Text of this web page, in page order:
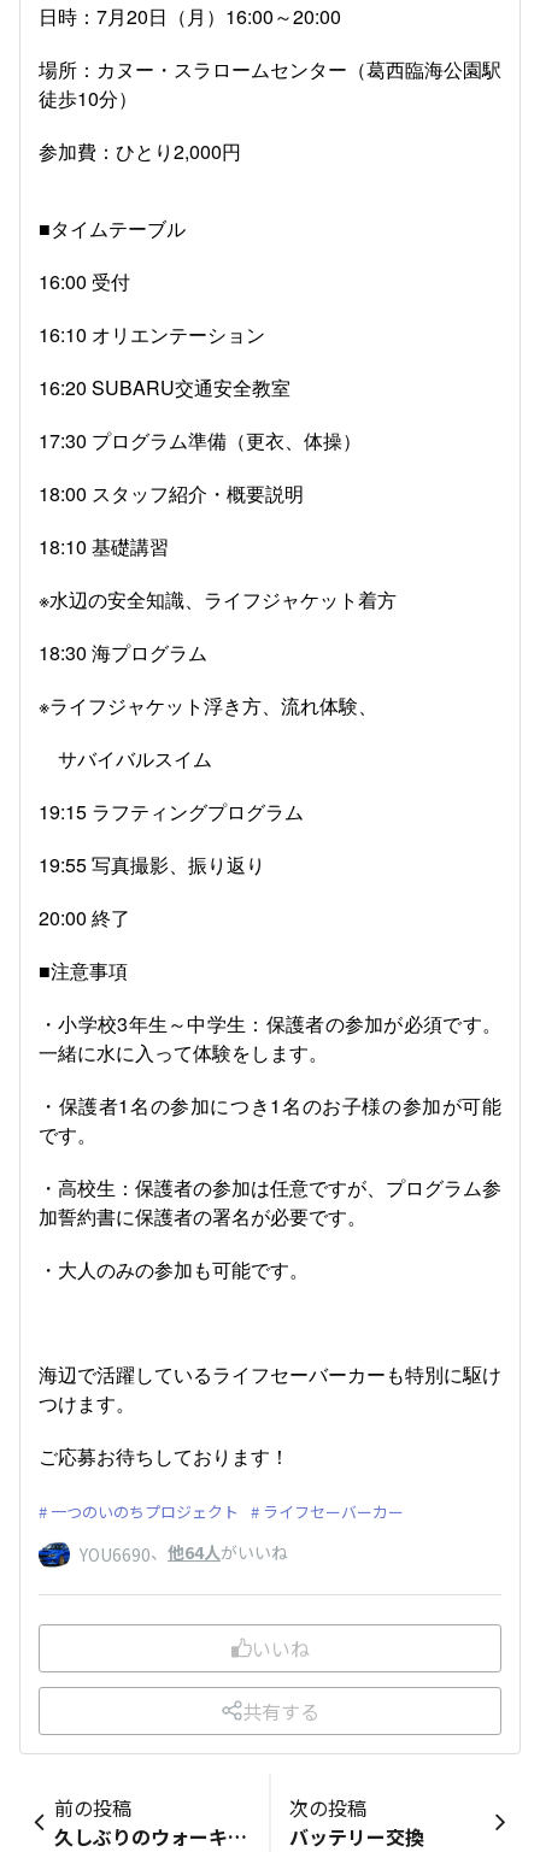
日時： 7月20日（月） 16:00～20:00
場所：カヌー・スラロームセンター（葛西臨海公園駅
徒歩10分）
参加費：ひとり2,000円
■タイムテーブル
16:00 受付
16:10 オリエンテーション
16:20 SUBARU交通安全教室
17:30 プログラム準備（更衣、体操）
18:00 スタッフ紹介・概要説明
18:10 基礎講習
※水辺の安全知識、ライフジャケット着方
18:30 海プログラム
※ライフジャケット浮き方、流れ体験、
サバイバルスイム
19:15 ラフティングプログラム
19:55写真撮影、振り返り
20:00 終了
■注意事項
・小学校3年生～中学生：保護者の参加が必須です。
一緒に水に入って体験をします。
・保護者1名の参加につき1名のお子様の参加が可能
です。
・高校生：保護者の参加は任意ですが、プログラム参
加誓約書に保護者の署名が必要です。
・大人のみの参加も可能です。
海辺で活躍しているライフセーバーカーも特別に駆け
つけます。
ご応募お待ちしております！
一つのいのちプロジェクト ライフセーバーカー
YOU6690、 他64人がいいね
いいね
共有する
前の投稿
久しぶりのウォーキング中のピンゾロ‼️
次の投稿
バッテリー交換